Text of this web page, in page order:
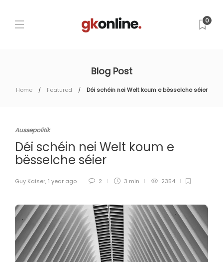
0
Blog Post
Home Featured Déi schéin nei Welt koum e bësselche séier
Aussepolitik
Déi schéin nei Welt koum e
bësselche séier
Guy Kaiser, 1 year ago 2 3 min 2354